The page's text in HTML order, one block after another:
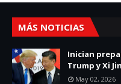
MÁS NOTICIAS
Inician
Trump y Xi
May 02, 2026